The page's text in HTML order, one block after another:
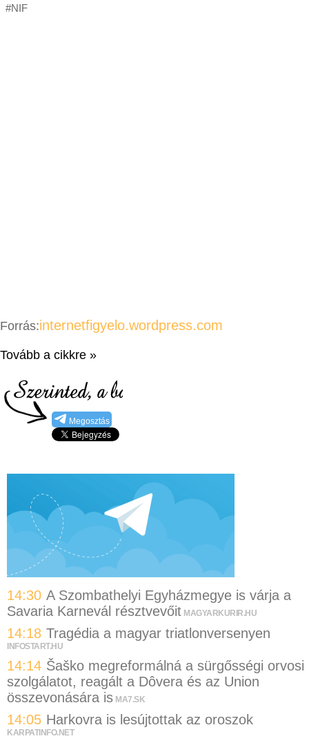
#NIF
Forrás:internetfigyelo.wordpress.com
Tovább a cikkre »
Megosztás
14:30 A Szombathelyi Egyházmegye is várja a
Savaria Karnevál résztvevőit MAGYARKURIR.HU
14:18 Tragédia a magyar triatlonversenyen
INFOSTART.HU
14:14 Šaško megreformálná a sürgősségi orvosi
szolgálatot, reagált a Dôvera és az Union
összevonására is MA7.SK
14:05 Harkovra is lesújtottak az oroszok
KARPATINFO.NET